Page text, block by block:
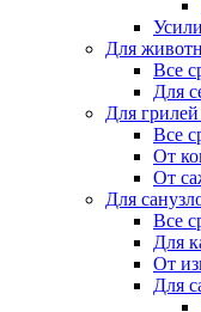
Для
Все
Для
Для
Все
От
От
Для
Все
Для
От
Для